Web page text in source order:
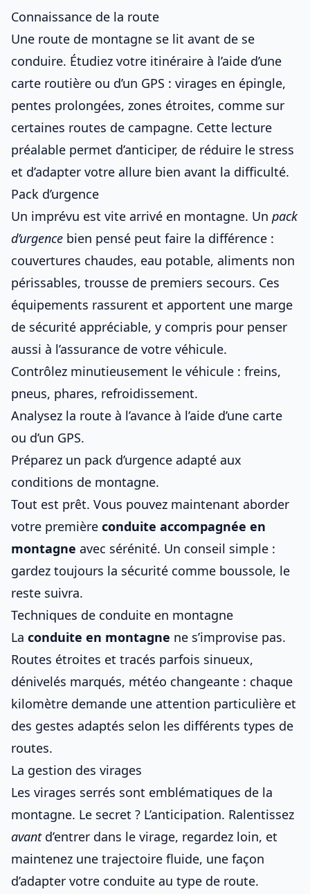
Connaissance de la route
Une route de montagne se lit avant de se
conduire. Étudiez votre itinéraire à l’aide d’une
carte routière ou d’un GPS : virages en épingle,
pentes prolongées, zones étroites, comme sur
certaines routes de campagne. Cette lecture
préalable permet d’anticiper, de réduire le stress
et d’adapter votre allure bien avant la difficulté.
Pack d’urgence
Un imprévu est vite arrivé en montagne. Un pack
d’urgence bien pensé peut faire la différence :
couvertures chaudes, eau potable, aliments non
périssables, trousse de premiers secours. Ces
équipements rassurent et apportent une marge
de sécurité appréciable, y compris pour penser
aussi à l’assurance de votre véhicule.
Contrôlez minutieusement le véhicule : freins,
pneus, phares, refroidissement.
Analysez la route à l’avance à l’aide d’une carte
ou d’un GPS.
Préparez un pack d’urgence adapté aux
conditions de montagne.
Tout est prêt. Vous pouvez maintenant aborder
votre première conduite accompagnée en
montagne avec sérénité. Un conseil simple :
gardez toujours la sécurité comme boussole, le
reste suivra.
Techniques de conduite en montagne
La conduite en montagne ne s’improvise pas.
Routes étroites et tracés parfois sinueux,
dénivelés marqués, météo changeante : chaque
kilomètre demande une attention particulière et
des gestes adaptés selon les différents types de
routes.
La gestion des virages
Les virages serrés sont emblématiques de la
montagne. Le secret ? L’anticipation. Ralentissez
avantd’entrer dans le virage, regardez loin, et
maintenez une trajectoire fluide, une façon
d’adapter votre conduite au type de route.